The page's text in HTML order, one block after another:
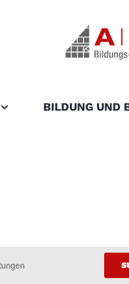
BILDUNG UND